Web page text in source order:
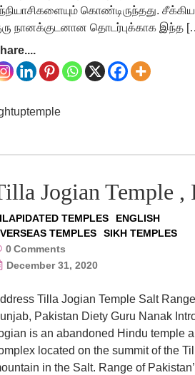
கொண்டிருந்தது.
நானக்குடனான தொடர்புக்காக இந்த
Jogian Temple ,
TEMPLES
ENGLISH
TEMPLES
SIKH TEMPLES
0Comments
December 31, 2020
Tilla Jogian Temple Salt
Pakistan Diety Guru Nanak
is an abandoned Hindu temple
located on the summit of the
in the Salt. Range of